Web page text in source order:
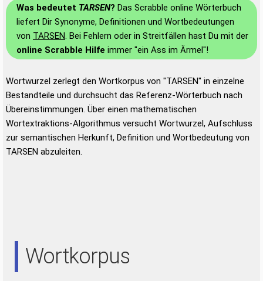
Was bedeutet TARSEN? Das Scrabble online Wörterbuch
liefert Dir Synonyme, Definitionen und Wortbedeutungen
von TARSEN. Bei Fehlern oder in Streitfällen hast Du mit der
online Scrabble Hilfe immer "ein Ass im Ärmel"!
Wortwurzel zerlegt den Wortkorpus von "TARSEN" in einzelne
Bestandteile und durchsucht das Referenz-Wörterbuch nach
Übereinstimmungen. Über einen mathematischen
Wortextraktions-Algorithmus versucht Wortwurzel, Aufschluss
zur semantischen Herkunft, Definition und Wortbedeutung von
TARSEN abzuleiten.
Wortkorpus